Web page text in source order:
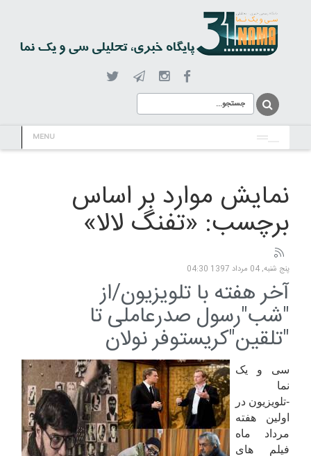
MENU
نمایش موارد بر اساس
برچسب: «تفنگ لالا»
پنج شنبه, 04 مرداد 1397 04:30
آخر هفته با تلویزیون/از
"شب"رسول صدرعاملی تا
"تلقین"کریستوفر نولان
سی و یک
نما
-تلویزیون در
اولین هفته
مرداد ماه
فیلم های